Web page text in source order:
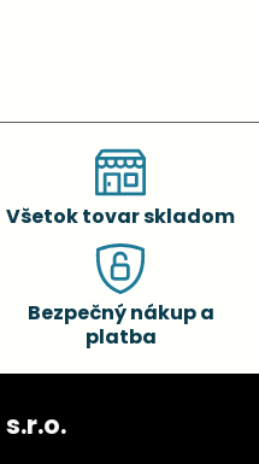
Všetok tovar skladom
Bezpečný nákup a
platba